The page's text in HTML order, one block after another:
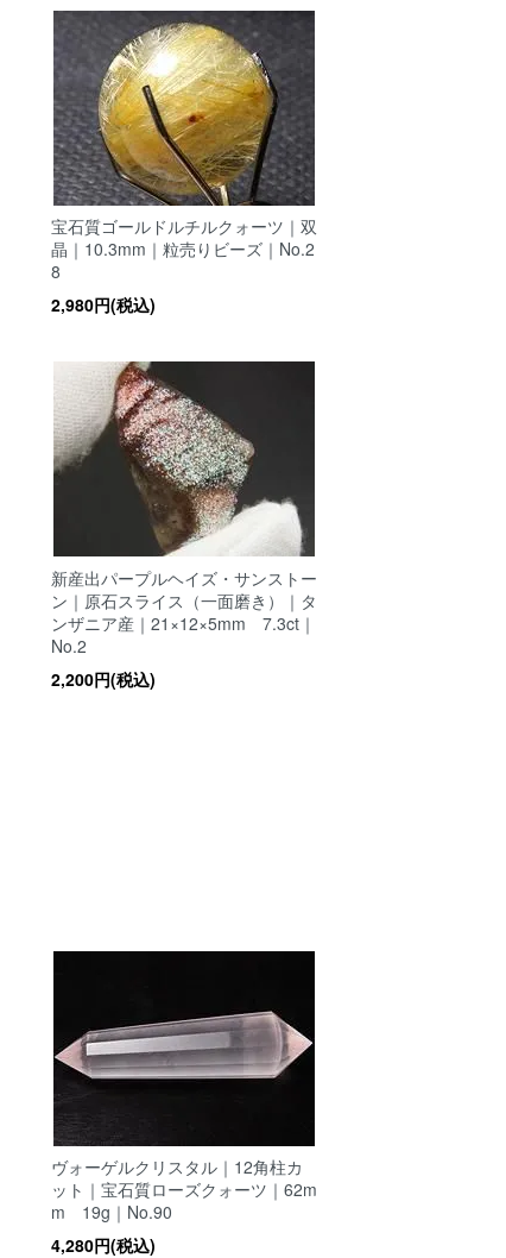
宝石質ゴールドルチルクォーツ｜双
晶｜10.3mm｜粒売りビーズ｜No.2
8
2,980円(税込)
新産出パープルヘイズ・サンストー
ン｜原石スライス（一面磨き）｜タ
ンザニア産｜21×12×5mm 7.3ct｜
No.2
2,200円(税込)
ヴォーゲルクリスタル｜12角柱カ
ット｜宝石質ローズクォーツ｜62m
m 19g｜No.90
4,280円(税込)